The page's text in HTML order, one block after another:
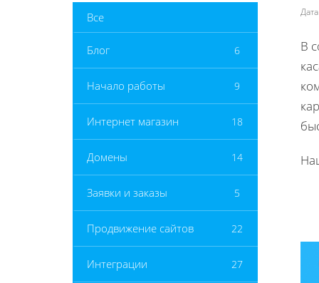
Все
Блог 6
Начало работы 9
Интернет магазин 18
Домены 14
Заявки и заказы 5
Продвижение сайтов 22
Интеграции 27
В